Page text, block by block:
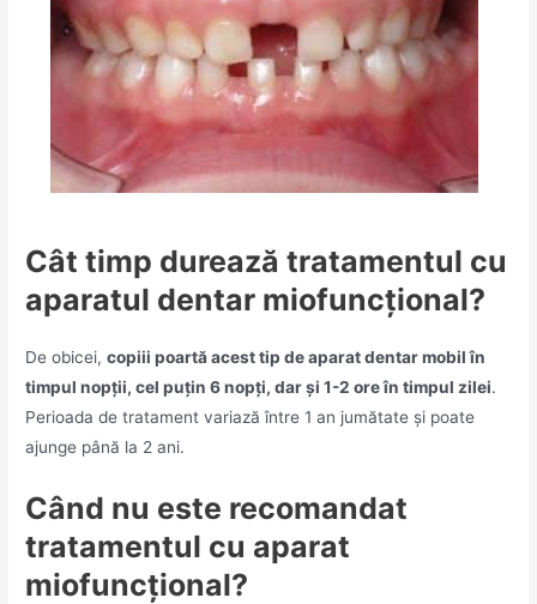
Cât timp durează tratamentul cu
aparatul dentar miofuncțional?
De obicei,copiii poartă acest tip de aparat dentar mobil în
timpul nopții, cel puțin 6 nopți, dar și 1-2 ore în timpul zilei.
Perioada de tratament variază între 1 an jumătate și poate
ajunge până la 2 ani.
Când nu este recomandat
tratamentul cu aparat
miofuncțional?